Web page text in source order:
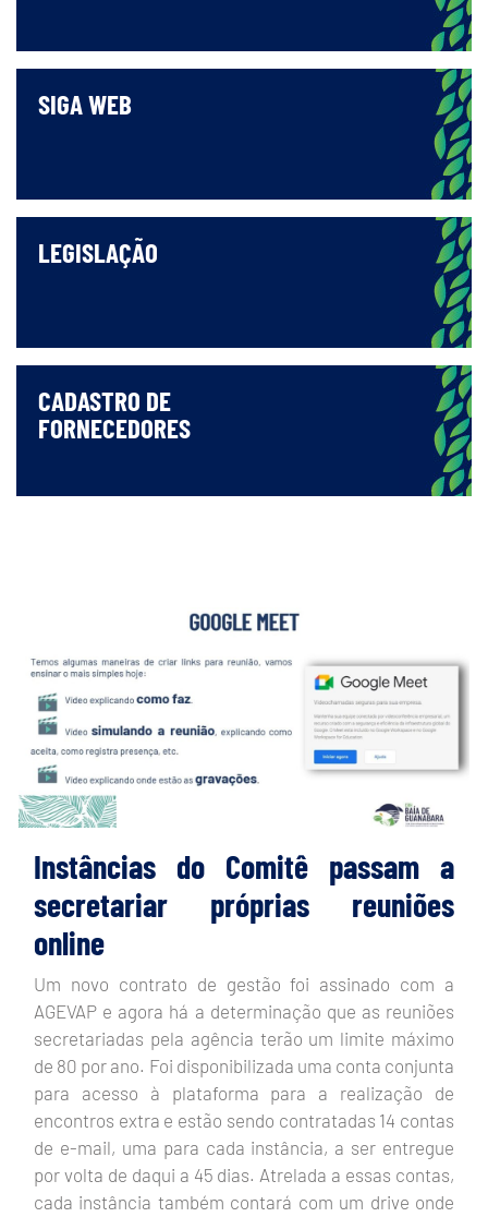
SIGA WEB
LEGISLAÇÃO
CADASTRO DE
FORNECEDORES
Instâncias do Comitê passam a
secretariar próprias reuniões
online
Um novo contrato de gestão foi assinado com a
AGEVAP e agora há a determinação que as reuniões
secretariadas pela agência terão um limite máximo
de 80 por ano. Foi disponibilizada uma conta conjunta
para acesso à plataforma para a realização de
encontros extra e estão sendo contratadas 14 contas
de e-mail, uma para cada instância, a ser entregue
por volta de daqui a 45 dias. Atrelada a essas contas,
cada instância também contará com um drive onde